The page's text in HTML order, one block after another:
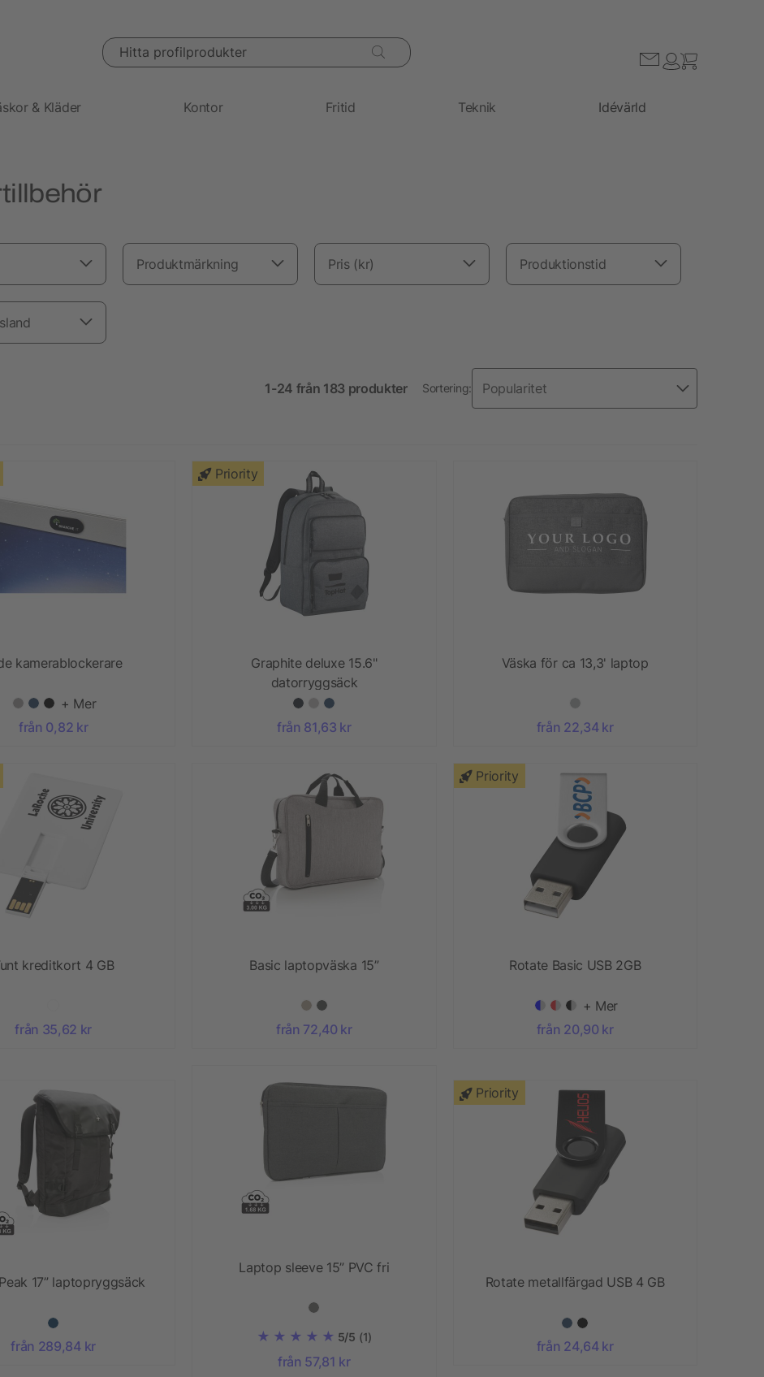
Hitta profilprodukter
& Kläder Kontor Fritid Teknik Idévärld
Produktmärkning Pris (kr) Produktionstid
1-24 från 183 produkter Sortering:
kamerablockerare
+ Mer
från 0,82 kr
Priority
Graphite deluxe 15.6"
datorryggsäck
från 81,63 kr
Väska för ca 13,3' laptop
från 22,34 kr
kreditkort 4 GB
från 35,62 kr
Basic laptopväska 15”
från 72,40 kr
Priority
Rotate Basic USB 2GB
+ Mer
från 20,90 kr
17” laptopryggsäck
från 289,84 kr
Laptop sleeve 15” PVC fri
5/5 (1)
från 57,81 kr
Priority
Rotate metallfärgad USB 4 GB
från 24,64 kr